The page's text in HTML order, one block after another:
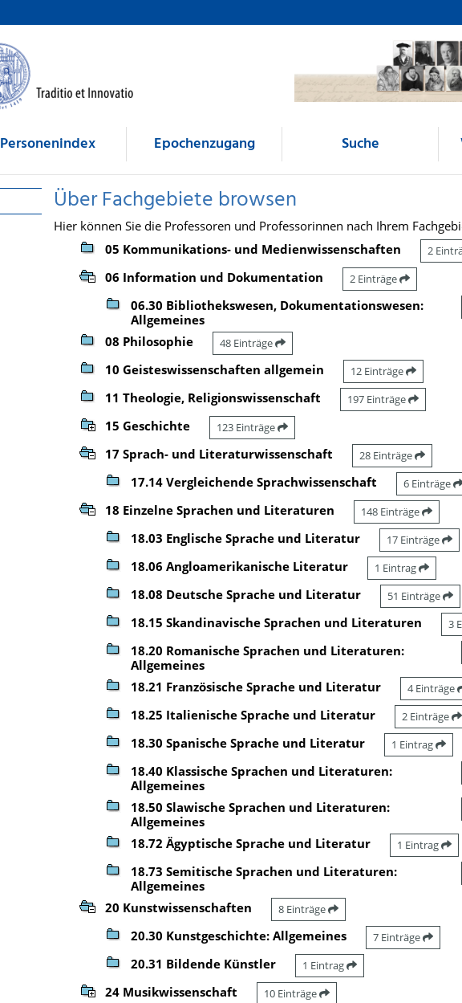
Personenindex Epochenzugang Suche
Über Fachgebiete browsen
Hier können Sie die Professoren und Professorinnen nach Ihrem
05 Kommunikations- und Medienwissenschaften
2
06 Information und Dokumentation 2 Einträge
06.30 Bibliothekswesen, Dokumentationswesen:
Allgemeines
08 Philosophie 48 Einträge
10 Geisteswissenschaften allgemein 12 Einträge
11 Theologie, Religionswissenschaft 197 Einträge
15 Geschichte 123 Einträge
17 Sprach- und Literaturwissenschaft 28 Einträge
17.14 Vergleichende Sprachwissenschaft 6 Einträge
18 Einzelne Sprachen und Literaturen 148 Einträge
18.03 Englische Sprache und Literatur 17 Einträge
18.06 Angloamerikanische Literatur 1 Eintrag
18.08 Deutsche Sprache und Literatur 51 Einträge
18.15 Skandinavische Sprachen und Literaturen 3
18.20 Romanische Sprachen und Literaturen:
Allgemeines
18.21 Französische Sprache und Literatur 4 Einträge
18.25 Italienische Sprache und Literatur 2 Einträge
18.30 Spanische Sprache und Literatur 1 Eintrag
18.40 Klassische Sprachen und Literaturen:
Allgemeines
18.50 Slawische Sprachen und Literaturen:
Allgemeines
18.72 Ägyptische Sprache und Literatur 1 Eintrag
18.73 Semitische Sprachen und Literaturen:
Allgemeines
20 Kunstwissenschaften 8 Einträge
20.30 Kunstgeschichte: Allgemeines 7 Einträge
20.31 Bildende Künstler 1 Eintrag
24 Musikwissenschaft 10 Einträge